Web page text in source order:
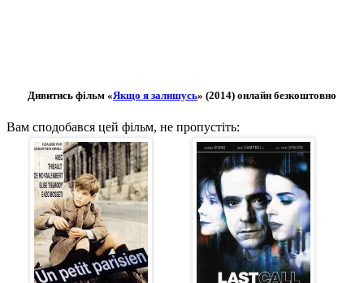
Дивитись фільм «Якщо я залишусь» (2014) онлайн безкоштовно
Вам сподобався цей фільм, не пропустіть: